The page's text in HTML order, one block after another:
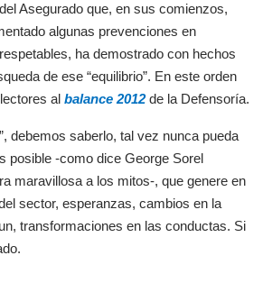
Asegurado que, en sus comienzos,
algunas prevenciones en
ha demostrado con hechos
de ese “equilibrio”. En este orden
albalance 2012de la Defensoría.
debemos saberlo, tal vez nunca pueda
posible -como dice George Sorel
maravillosa a los mitos-, que genere en
sector, esperanzas, cambios en la
transformaciones en las conductas. Si